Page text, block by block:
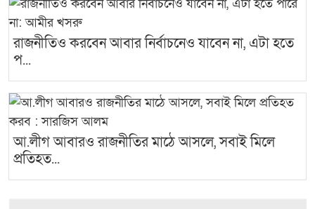
রাজনীতিও করবেন আবার নির্বাচনেও যাবেন না, এটা হতে
প...
আ.লীগ আবারও রাজনীতির মাঠে আসলে, সবাই মিলে
প্রতিহত...